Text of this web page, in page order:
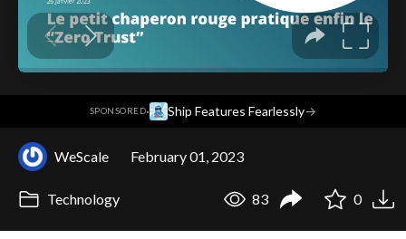
SPONSORED· Ship Features Fearlessly→
WeScale February 01, 2023
Technology 83 0